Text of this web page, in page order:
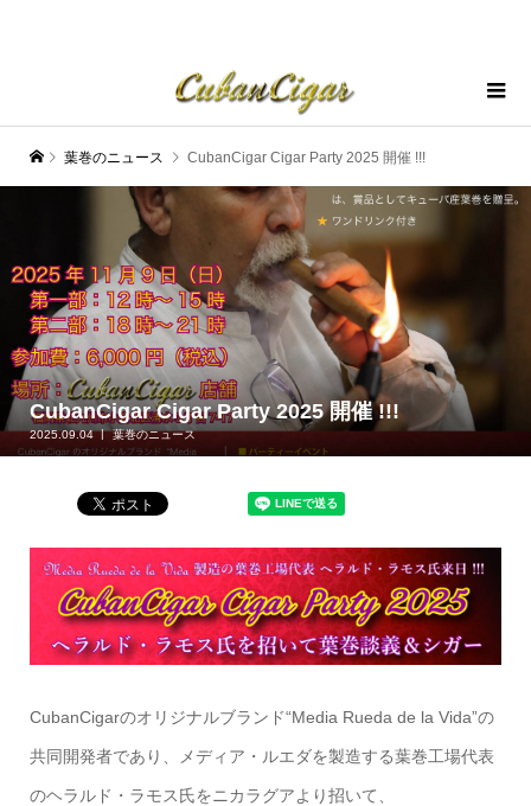
葉巻のニュース CubanCigar Cigar Party 2025 開催 !!!
CubanCigar Cigar Party 2025 開催 !!!
2025.09.04 葉巻のニュース
CubanCigarのオリジナルブランド“Media Rueda de la Vida”の
共同開発者であり、メディア・ルエダを製造する葉巻工場代表
のヘラルド・ラモス氏をニカラグアより招いて、